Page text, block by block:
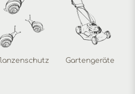
Gartengeräte